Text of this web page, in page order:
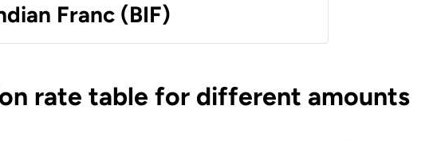
Franc (BIF)
rate table for different amounts